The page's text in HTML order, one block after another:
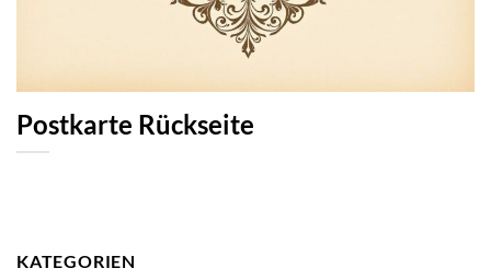
Postkarte Rückseite
KATEGORIEN